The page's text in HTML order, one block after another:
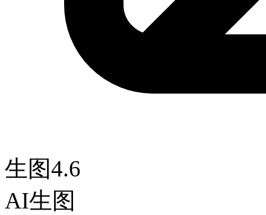
生图4.6
AI生图